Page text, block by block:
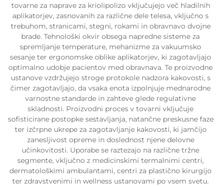
tovarne za naprave za kriolipolizo vključujejo več hladilnih
aplikatorjev, zasnovanih za različne dele telesa, vključno s
trebuhom, stranicami, stegni, rokami in obravnavo dvojne
brade. Tehnološki okvir obsega napredne sisteme za
spremljanje temperature, mehanizme za vakuumsko
sesanje ter ergonomske oblike aplikatorjev, ki zagotavljajo
optimalno udobje pacientov med obravnava. Te proizvodne
ustanove vzdržujejo stroge protokole nadzora kakovosti, s
čimer zagotavljajo, da vsaka enota izpolnjuje mednarodne
varnostne standarde in zahteve glede regulativne
skladnosti. Proizvodni proces v tovarni vključuje
sofisticirane postopke sestavljanja, natančne preskusne faze
ter izčrpne ukrepe za zagotavljanje kakovosti, ki jamčijo
zanesljivost opreme in doslednost njene delovne
učinkovitosti. Uporabe se raztezajo na različne tržne
segmente, vključno z medicinskimi termalnimi centri,
dermatološkimi ambulantami, centri za plastično kirurgijo
ter zdravstvenimi in wellness ustanovami po vsem svetu.